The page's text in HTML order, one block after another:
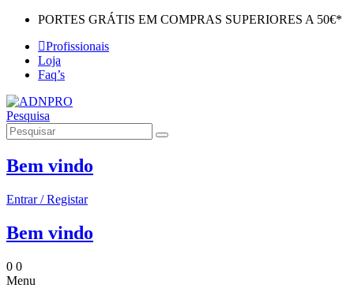
PORTES GRÁTIS EM COMPRAS SUPERIORES A 50€*
Profissionais
Loja
Faq’s
Pesquisa
Bem vindo
Entrar / Registar
Bem vindo
0 0
Menu